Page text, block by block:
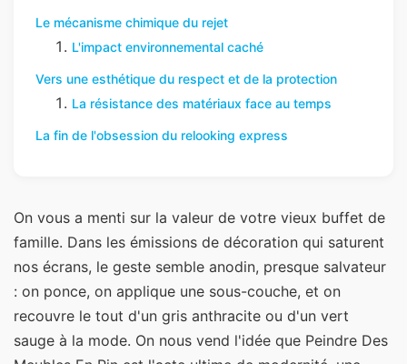
Le mécanisme chimique du rejet
L'impact environnemental caché
Vers une esthétique du respect et de la protection
La résistance des matériaux face au temps
La fin de l'obsession du relooking express
On vous a menti sur la valeur de votre vieux buffet de
famille. Dans les émissions de décoration qui saturent
nos écrans, le geste semble anodin, presque salvateur
: on ponce, on applique une sous-couche, et on
recouvre le tout d'un gris anthracite ou d'un vert
sauge à la mode. On nous vend l'idée que Peindre Des